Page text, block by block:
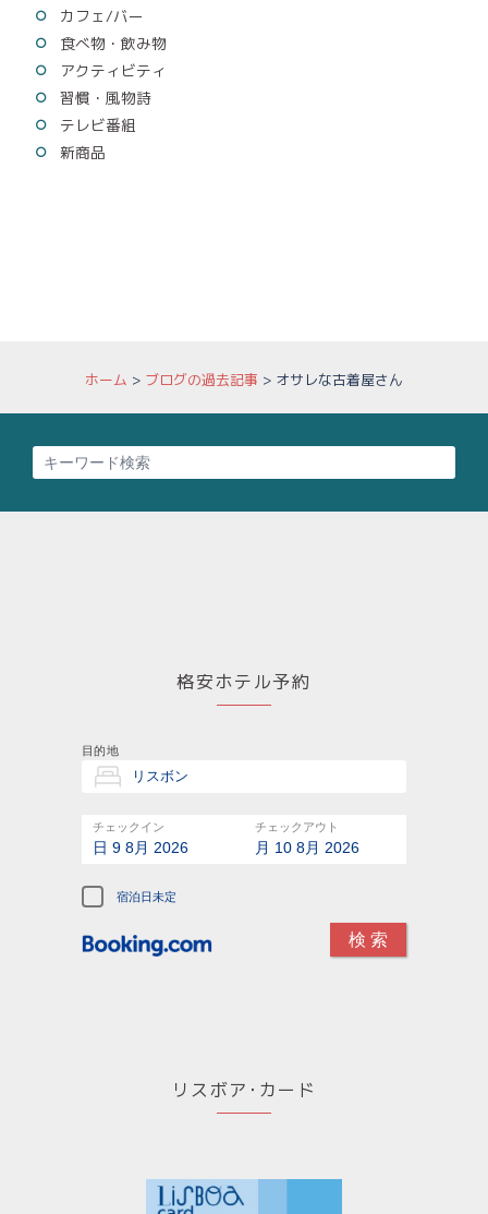
カフェ/バー
食べ物・飲み物
アクティビティ
習慣・風物詩
テレビ番組
新商品
ホーム > ブログの過去記事 > オサレな古着屋さん
格安ホテル予約
目的地
チェックイン
日 9 8月 2026
チェックアウト
月 10 8月 2026
宿泊日未定
リスボア･カード